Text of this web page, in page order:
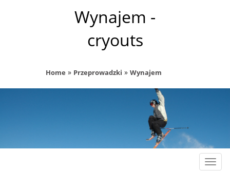
Wynajem -
cryouts
Home » Przeprowadzki » Wynajem